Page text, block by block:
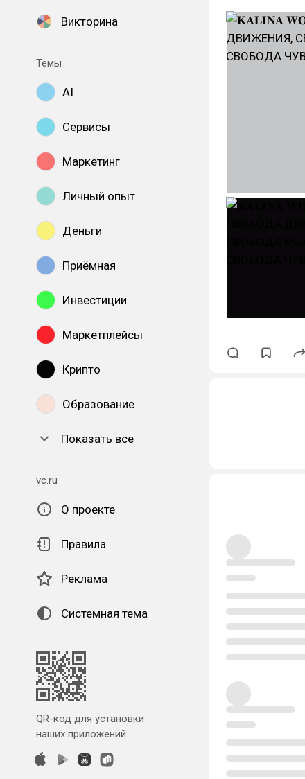
Викторина
Темы
AI
Сервисы
Маркетинг
Личный опыт
Деньги
Приёмная
Инвестиции
Маркетплейсы
Крипто
Образование
Показать все
vc.ru
О проекте
Правила
Реклама
Системная тема
QR-код для установки
наших приложений.